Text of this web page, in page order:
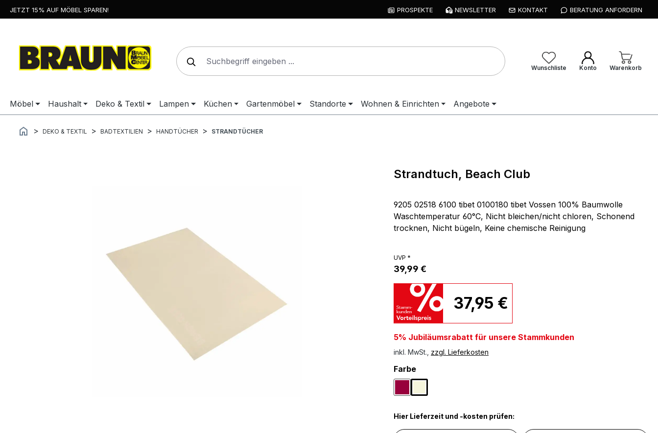
Zur Hauptnavigation springen
JETZT 15% AUF MÖBEL SPAREN! PROSPEKTE NEWSLETTER KONTAKT BERATUNG ANFORDERN
Wunschliste Konto Warenkorb
Möbel Haushalt Deko & Textil Lampen Küchen Gartenmöbel Standorte Wohnen & Einrichten Angebote
DEKO & TEXTIL BADTEXTILIEN HANDTÜCHER STRANDTÜCHER
Strandtuch, Beach Club
9205 02518 6100 tibet 0100180 tibet Vossen 100% Baumwolle
Waschtemperatur 60°C, Nicht bleichen/nicht chloren, Schonend
trocknen, Nicht bügeln, Keine chemische Reinigung
UVP *
39,99 €
37,95 €
5% Jubiläumsrabatt für unsere Stammkunden
inkl. MwSt., zzgl. Lieferkosten
Farbeauswählen
BeereNaturfarben
Hier Lieferzeit und -kosten prüfen: